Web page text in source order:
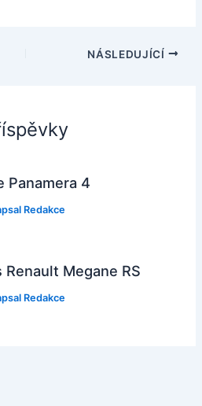
NÁSLEDUJÍCÍ
Panamera 4
Redakce
Renault Megane RS
Redakce